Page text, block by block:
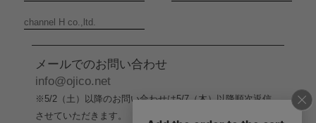
channel H co.,ltd.
メールでのお問い合わせ
info@ojico.net
※5/2（土）以降のお問い合わせは5/7（木）以降順次返信
させていただきます。